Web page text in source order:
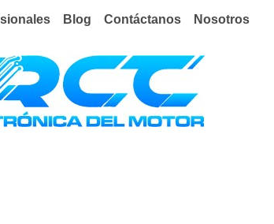
Blog Contáctanos Nosotros